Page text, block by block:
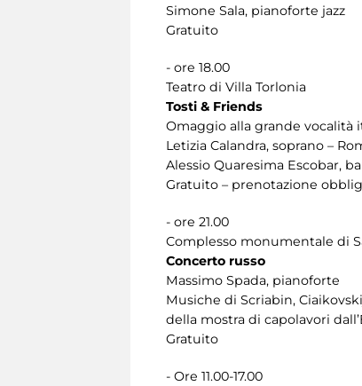
Simone Sala, pianoforte jazz
Gratuito
- ore 18.00
Teatro di Villa Torlonia
Tosti & Friends
Omaggio alla grande vocalità
Letizia Calandra, soprano –
Alessio Quaresima Escobar,
Gratuito – prenotazione
- ore 21.00
Complesso monumentale di
Concerto russo
Massimo Spada, pianoforte
Musiche di Scriabin,
della mostra di capolavori
Gratuito
- Ore 11.00-17.00